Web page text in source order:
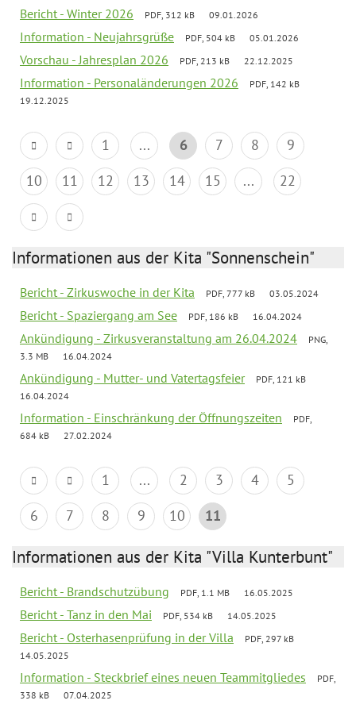
Bericht - Winter 2026 PDF, 312 kB 09.01.2026
Information - Neujahrsgrüße PDF, 504 kB 05.01.2026
Vorschau - Jahresplan 2026 PDF, 213 kB 22.12.2025
Information - Personaländerungen 2026
PDF, 142 kB
19.12.2025
1 ... 6 7 8
9
10
11 12 13 14 15 ... 22
Informationen aus der Kita "Sonnenschein"
Bericht - Zirkuswoche in der Kita PDF, 777 kB 03.05.2024
Bericht - Spaziergang am See PDF, 186 kB 16.04.2024
Ankündigung - Zirkusveranstaltung am 26.04.2024
PNG,
3.3 MB
16.04.2024
Ankündigung - Mutter- und Vatertagsfeier
PDF, 121 kB
16.04.2024
Information - Einschränkung der Öffnungszeiten
PDF,
684 kB
27.02.2024
1 ... 2 3 4
5
6
7 8 9 10 11
Informationen aus der Kita "Villa Kunterbunt"
Bericht - Brandschutzübung PDF, 1.1 MB 16.05.2025
Bericht - Tanz in den Mai PDF, 534 kB 14.05.2025
Bericht - Osterhasenprüfung in der Villa
PDF, 297 kB
14.05.2025
Information - Steckbrief eines neuen Teammitgliedes
PDF,
338 kB
07.04.2025